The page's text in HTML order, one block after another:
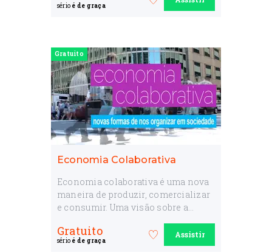
sério é de graça
Gratuito
Economia Colaborativa
Economia colaborativa é uma nova
maneira de produzir, comercializar
e consumir. Uma visão sobre a
empresas e das pessoas) que está
transformando o mundo. Nesse
Gratuito
sério é de graça
FavoriteAssistir